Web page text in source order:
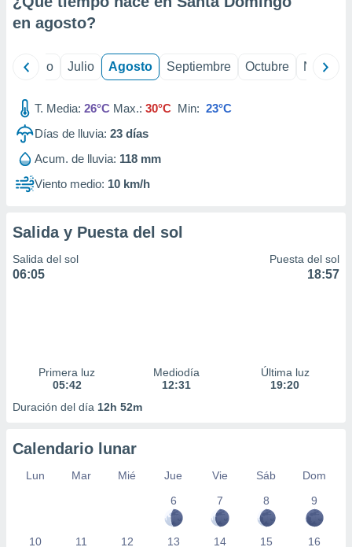
e
publicidad
publicidad
de
en agosto?
Junio Julio Agosto Septiembre Octubre
T. Media: 26°C Max.: 30°C Min: 23°C
Días de lluvia: 23 días
Acum. de lluvia: 118 mm
Viento medio: 10 km/h
Salida y Puesta del sol
Salida del sol
06:05
Puesta del sol
18:57
Primera luz
05:42
Mediodía
12:31
Última luz
19:20
Duración del día 12h 52m
Calendario lunar
Lun Mar Mié Jue Vie Sáb
Dom
6
7 8 9
10 11 12 13 14 15 16